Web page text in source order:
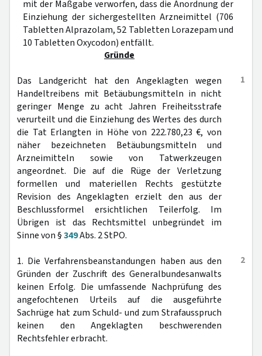
mit der Maßgabe verworfen, dass die Anordnung der
Einziehung der sichergestellten Arzneimittel (706
Tabletten Alprazolam, 52 Tabletten Lorazepam und
10 Tabletten Oxycodon) entfällt.
Gründe
1
Das Landgericht hat den Angeklagten wegen
Handeltreibens mit Betäubungsmitteln in nicht
geringer Menge zu acht Jahren Freiheitsstrafe
verurteilt und die Einziehung des Wertes des durch
die Tat Erlangten in Höhe von 222.780,23 €, von
näher bezeichneten Betäubungsmitteln und
Arzneimitteln sowie von Tatwerkzeugen
angeordnet. Die auf die Rüge der Verletzung
formellen und materiellen Rechts gestützte
Revision des Angeklagten erzielt den aus der
Beschlussformel ersichtlichen Teilerfolg. Im
Übrigen ist das Rechtsmittel unbegründet im
Sinne von §349Abs. 2 StPO.
2
1. Die Verfahrensbeanstandungen haben aus den
Gründen der Zuschrift des Generalbundesanwalts
keinen Erfolg. Die umfassende Nachprüfung des
angefochtenen Urteils auf die ausgeführte
Sachrüge hat zum Schuld- und zum Strafausspruch
keinen den Angeklagten beschwerenden
Rechtsfehler erbracht.